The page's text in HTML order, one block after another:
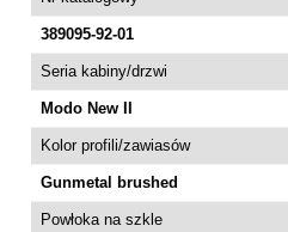
389095-92-01
Seria kabiny/drzwi
Modo New II
Kolor profili/zawiasów
Gunmetal brushed
Powłoka na szkle